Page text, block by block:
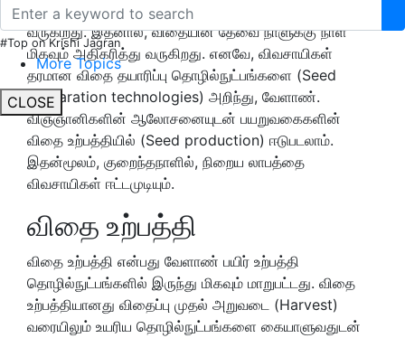
#Top on Krishi Jagran
More Topics
CLOSE
மகசூலுக்கு (Yield) விதையே மூலாதாரமாக விளங்கி
வருகிறது. இதனால், விதையின் தேவை நாளுக்கு நாள்
மிகவும் அதிகரித்து வருகிறது. எனவே, விவசாயிகள்
தரமான விதை தயாரிப்பு தொழில்நுட்பங்களை (Seed
preparation technologies) அறிந்து, வேளாண்.
விஞ்ஞானிகளின் ஆலோசனையுடன் பயறுவகைகளின்
விதை உற்பத்தியில் (Seed production) ஈடுபடலாம்.
இதன்மூலம், குறைந்தநாளில், நிறைய லாபத்தை
விவசாயிகள் ஈட்டமுடியும்.
விதை உற்பத்தி
விதை உற்பத்தி என்பது வேளாண் பயிர் உற்பத்தி
தொழில்நுட்பங்களில் இருந்து மிகவும் மாறுபட்டது. விதை
உற்பத்தியானது விதைப்பு முதல் அறுவடை (Harvest)
வரையிலும் உயரிய தொழில்நுட்பங்களை கையாளுவதுடன்